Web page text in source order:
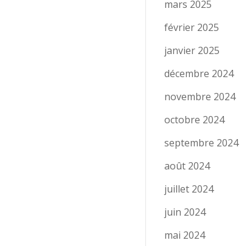
mars 2025
février 2025
janvier 2025
décembre 2024
novembre 2024
octobre 2024
septembre 2024
août 2024
juillet 2024
juin 2024
mai 2024